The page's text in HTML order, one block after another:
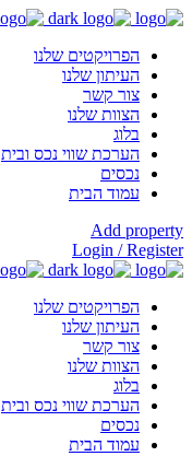
הפרויקטים שלנו
העיתון שלנו
צור קשר
הצוות שלנו
בלוג
הערכת שווי נכס ובית
נכסים
עמוד הבית
Add property
Login / Register
הפרויקטים שלנו
העיתון שלנו
צור קשר
הצוות שלנו
בלוג
הערכת שווי נכס ובית
נכסים
עמוד הבית